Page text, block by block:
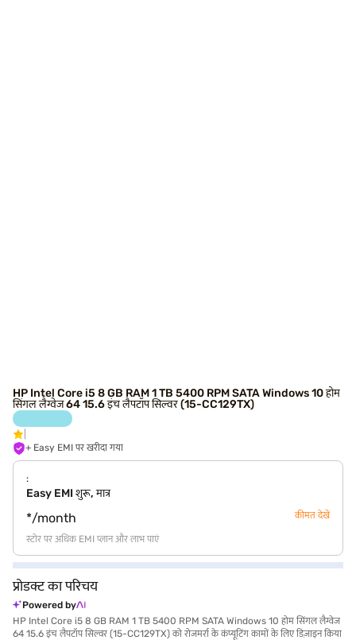
HP Intel Core i5 8 GB RAM 1 TB 5400 RPM SATA Windows 10 होम
सिंगल लैग्वेज 64 15.6 इंच लैपटॉप सिल्वर (15-CC129TX)
+ Easy EMI पर खरीदा गया
:
Easy EMI शुरू, मात्र
*/month कीमत देखें
स्टोर पर अधिक EMI प्लान और लाभ पाएं
प्रोडक्ट का परिचय
Powered by
HP Intel Core i5 8 GB RAM 1 TB 5400 RPM SATA Windows 10 होम सिंगल लैग्वेज
64 15.6 इंच लैपटॉप सिल्वर (15-CC129TX) को रोजमर्रा के कंप्यूटिंग कामों के लिए डिज़ाइन किया